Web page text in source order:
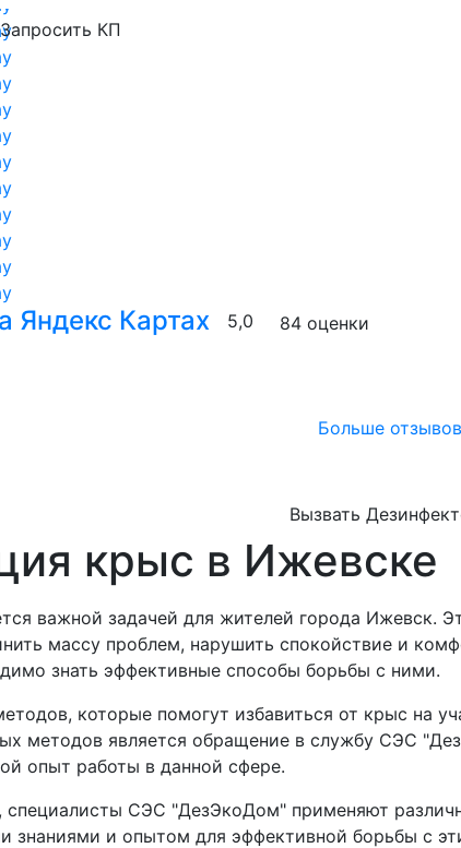
Запросить КП
Яндекс Картах 5,0 84 оценки
Больше отзывов
Вызвать
крыс в Ижевске
важной задачей для жителей города Ижевск.
массу проблем, нарушить спокойствие и
знать эффективные способы борьбы с ними.
которые помогут избавиться от крыс на
методов является обращение в службу СЭС
опыт работы в данной сфере.
СЭС "ДезЭкоДом" применяют
знаниями и опытом для эффективной борьбы с